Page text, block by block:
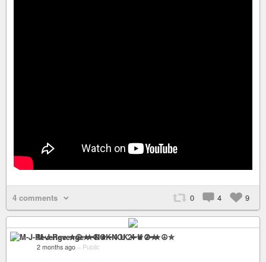
4 comments 0 4 9
M-J-Revenge ✮☮★━NOK 4 U 2━★☮✮
2 months ago – Public